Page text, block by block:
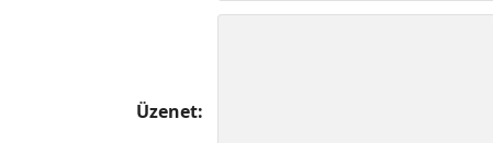
Üzenet